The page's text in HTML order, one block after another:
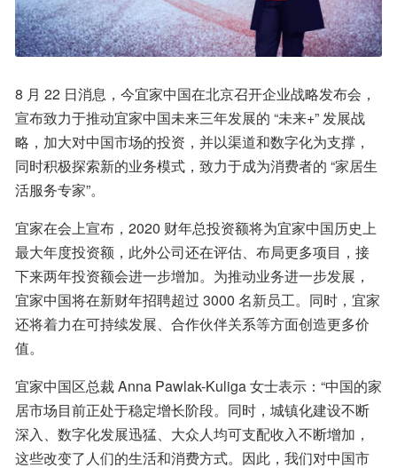
8 月 22 日消息，今宜家中国在北京召开企业战略发布会，
宣布致力于推动宜家中国未来三年发展的 “未来+” 发展战
略，加大对中国市场的投资，并以渠道和数字化为支撑，
同时积极探索新的业务模式，致力于成为消费者的 “家居生
活服务专家”。
宜家在会上宣布，2020 财年总投资额将为宜家中国历史上
最大年度投资额，此外公司还在评估、布局更多项目，接
下来两年投资额会进一步增加。为推动业务进一步发展，
宜家中国将在新财年招聘超过 3000 名新员工。同时，宜家
还将着力在可持续发展、合作伙伴关系等方面创造更多价
值。
宜家中国区总裁 Anna Pawlak-Kuliga 女士表示：“中国的家
居市场目前正处于稳定增长阶段。同时，城镇化建设不断
深入、数字化发展迅猛、大众人均可支配收入不断增加，
这些改变了人们的生活和消费方式。因此，我们对中国市